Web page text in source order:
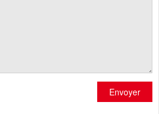
Envoyer